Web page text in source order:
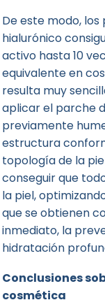
De este modo,
hialurónico
activo hasta 10
equivalente en
resulta muy
aplicar el parche
previamente
estructura
topología de la
conseguir que
la piel,
que se obtienen
inmediato, la
hidratación
Conclusiones
cosmética